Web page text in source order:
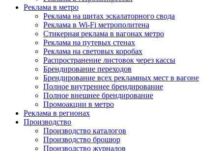
Реклама в метро
Реклама на щитах эскалаторного свода
Реклама в Wi-Fi метрополитена
Стикерная реклама в вагонах метро
Реклама на путевых стенах
Реклама на световых коробах
Распространение листовок через кассы
Брендирование переходов
Брендирование всех рекламных мест в вагоне
Полное внутреннее брендирование
Полное внешнее брендирование
Промоакции в метро
Реклама в регионах
Производство
Производство каталогов
Производство брошюр
Производство журналов